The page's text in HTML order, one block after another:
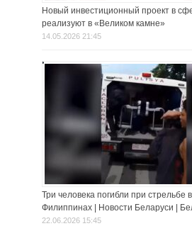
Новый инвестиционный проект в
реализуют в «Великом камне»
14.05.2026 21:45
Три человека погибли при стрельбе
Филиппинах | Новости Беларуси |
22.06.2026 15:45